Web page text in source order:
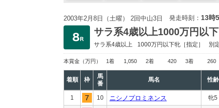
2003年2月8日（土曜） 2回中山3日 発走時刻： 13時
サラ系4歳以上1000万円以下
サラ系4歳以上 1000万円以下牝［指定］ 別
本賞金 （万円） 1着 1,050 2着 420 3着 260
着順 枠
馬
番
馬名 性齢
1 10 ニシノプロミネンス 牝5